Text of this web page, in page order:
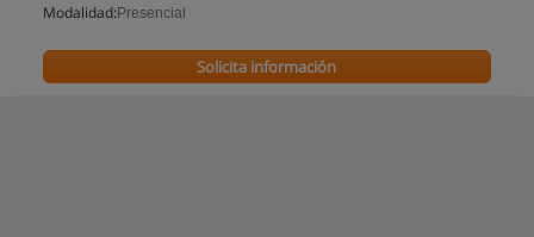
Modalidad: Presencial
Solicita información